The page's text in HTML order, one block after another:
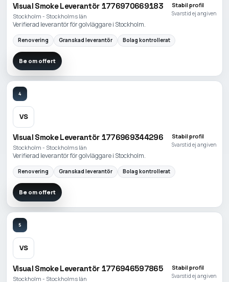
Visual Smoke Leverantör 1776970669183
Stockholm - Stockholms län
Stabil profil
Svarstid ej angiven
Verifierad leverantör för golvläggare i Stockholm.
Renovering Granskad leverantör Bolag kontrollerat
Be om offert
4
VS
Visual Smoke Leverantör 1776969344296
Stockholm - Stockholms län
Stabil profil
Svarstid ej angiven
Verifierad leverantör för golvläggare i Stockholm.
Renovering Granskad leverantör Bolag kontrollerat
Be om offert
5
VS
Visual Smoke Leverantör 1776946597865
Stockholm - Stockholms län
Stabil profil
Svarstid ej angiven